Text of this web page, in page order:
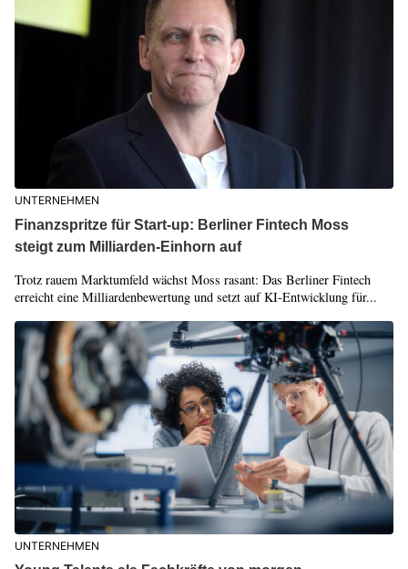
UNTERNEHMEN
Finanzspritze für Start-up: Berliner Fintech Moss
steigt zum Milliarden-Einhorn auf
Trotz rauem Marktumfeld wächst Moss rasant: Das Berliner Fintech
erreicht eine Milliardenbewertung und setzt auf KI-Entwicklung für...
UNTERNEHMEN